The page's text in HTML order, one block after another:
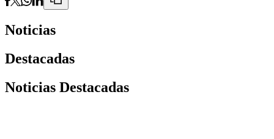
Noticias
Destacadas
Noticias Destacadas